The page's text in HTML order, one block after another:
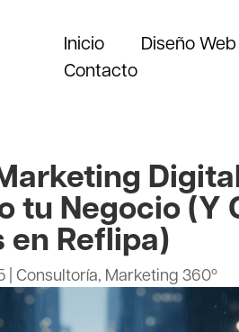
Inicio Diseño Web
Contacto
tu Negocio (Y
en Reflipa)
|Consultoría, Marketing 360º